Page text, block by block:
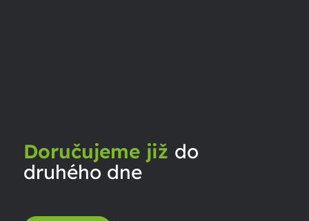
Doručujeme již do
druhého dne